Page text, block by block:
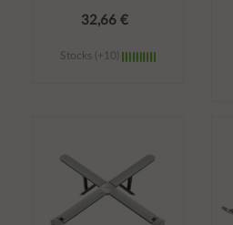
32,66 €
Stocks (+10)